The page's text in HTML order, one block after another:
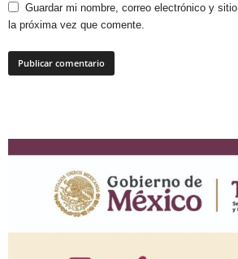
Guardar mi nombre, correo electrónico y
la próxima vez que comente.